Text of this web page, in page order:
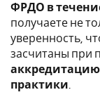
ФРДО в
получаете не
уверенность,
засчитаны при
аккредитацию
практики